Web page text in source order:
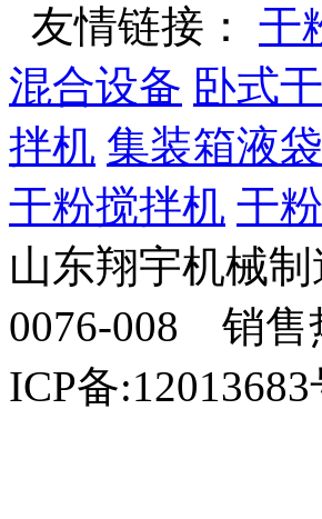
友情链接： 干
混合设备 卧式
拌机 集装箱液袋
干粉搅拌机 干
山东翔宇机械
0076-008 销售
ICP备:12013683